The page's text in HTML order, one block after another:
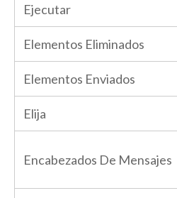
Ejecutar
Elementos Eliminados
Elementos Enviados
Elija
Encabezados De Mensajes